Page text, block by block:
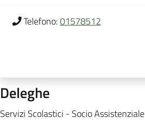
Telefono:01578512
Deleghe
Servizi Scolastici - Socio Assistenziale